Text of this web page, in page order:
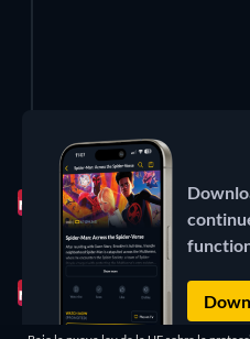
Jun 29, 2026
1 título
Jun 26, 2026
2 títulos